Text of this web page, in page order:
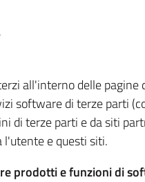
all'interno delle
software di terze parti
di terze parti e da siti
l'utente e questi siti.
prodotti e funzioni di